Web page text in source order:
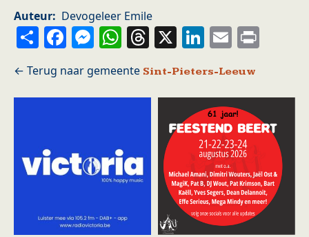
Auteur Devogeleer Emile
ShareFacebook
Messenger
WhatsApp
Threads
X LinkedIn
Email
Sint-Pieters-Leeuw